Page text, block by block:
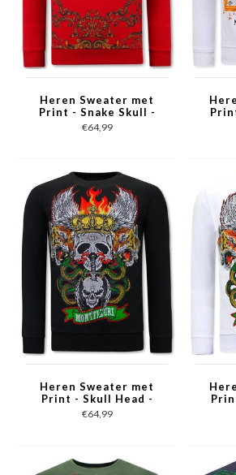
Heren Sweater met
Print - Snake Skull -
3674 - Rood
€64,99
Heren Sweater met
Print - Skull Head -
3662 - Zwart
€64,99